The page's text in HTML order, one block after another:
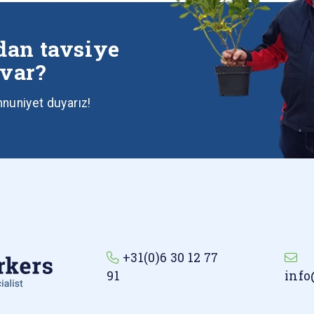
tavsiye
duyarız!
+31(0)6 30 12 77
91